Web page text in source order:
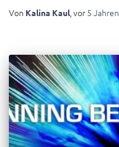
Von Kalina Kaul, vor 5 Jahren